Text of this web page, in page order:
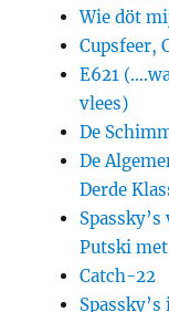
Wie döt
Cupsfeer,
E621
vlees)
De
De
Derde
Putski
Catch-22